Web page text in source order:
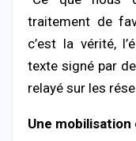
traitement de
c’est la vérité,
texte signé par
relayé sur les
Une mobilisation